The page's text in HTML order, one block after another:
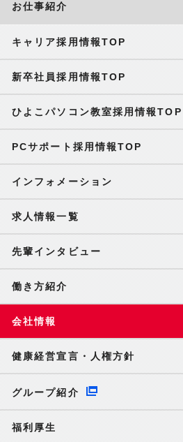
お仕事紹介
キャリア採用情報TOP
新卒社員採用情報TOP
ひよこパソコン教室採用情報TOP
PCサポート採用情報TOP
インフォメーション
求人情報一覧
先輩インタビュー
働き方紹介
会社情報
健康経営宣言・人権方針
グループ紹介
福利厚生